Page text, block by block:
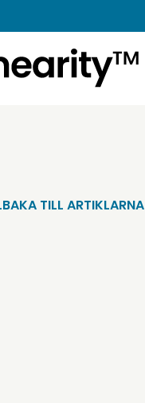
TILL ARTIKLARNA